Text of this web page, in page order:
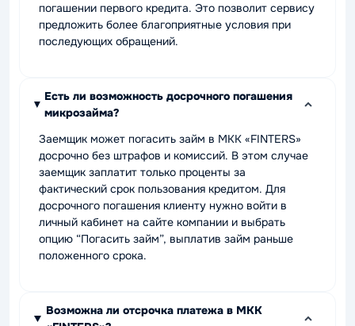
погашении первого кредита. Это позволит сервису
предложить более благоприятные условия при
последующих обращений.
Есть ли возможность досрочного погашения
микрозайма?
Заемщик может погасить займ в МКК «FINTERS»
досрочно без штрафов и комиссий. В этом случае
заемщик заплатит только проценты за
фактический срок пользования кредитом. Для
досрочного погашения клиенту нужно войти в
личный кабинет на сайте компании и выбрать
опцию “Погасить займ”, выплатив займ раньше
положенного срока.
Возможна ли отсрочка платежа в МКК